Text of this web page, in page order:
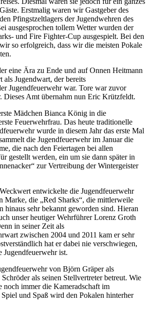
Erstmalig waren wir Gastgeber des
Pfingstzeltlagers der Jugendwehren des
ausgesprochen tollem Wetter wurden der
und Fire Fighter-Cup ausgespielt. Bei den
so erfolgreich, dass wir die meisten Pokale
eine Ära zu Ende und auf Onnen Heitmann
Jugendwart, der bereits
Jugendfeuerwehr war. Tore war zuvor
Dieses Amt übernahm nun Eric Krützfeldt.
Mädchen Bianca König in die
Feuerwehrfrau. Das heute traditionelle
wurde in diesem Jahr das erste Mal
die Jugendfeuerwehr im Januar die
die nach den Feiertagen bei allen
gestellt werden, ein um sie dann später in
zur Vertreibung der Wintergeister
entwickelte die Jugendfeuerwehr
Marke, die „Red Sharks“, die mittlerweile
hinaus sehr bekannt geworden sind. Hieran
unser heutiger Wehrführer Lorenz Groth
in seiner Zeit als
zwischen 2004 und 2011 kam er sehr
hat er dabei nie verschwiegen,
Jugendfeuerwehr ist.
von Björn Gräper als
als seinen Stellvertreter betreut. Wie
noch immer die Kameradschaft im
und Spaß wird den Pokalen hinterher